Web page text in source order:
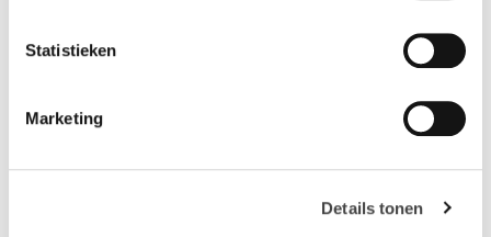
Statistieken
Marketing
Details tonen
Gerelateerde producten